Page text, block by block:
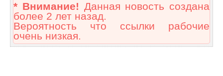
* Внимание! Данная новость создана
более 2 лет назад.
Вероятность что ссылки рабочие
очень низкая.